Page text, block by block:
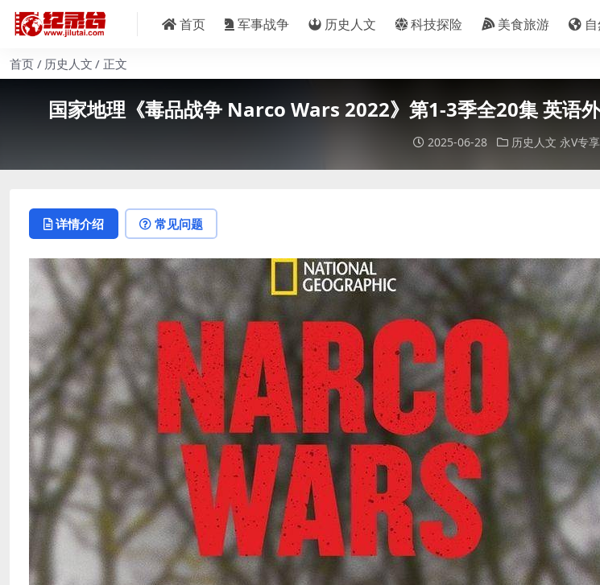
首页 军事战争 历史人文 科技探险 美食旅游
首页 历史人文 正文
国家地理《毒品战争 Narco Wars 2022》第1-3季全20集 英语
2025-06-28 历史人文 永V专享
详情介绍 常见问题